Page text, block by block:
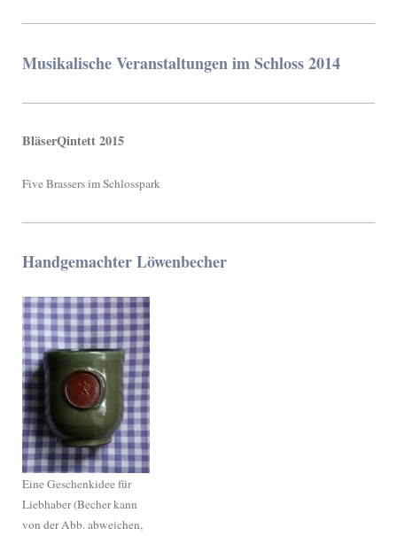
Musikalische Veranstaltungen im Schloss 2014
BläserQintett 2015
Five Brassers im Schlosspark
Handgemachter Löwenbecher
Eine Geschenkidee für
Liebhaber (Becher kann
von der Abb. abweichen,